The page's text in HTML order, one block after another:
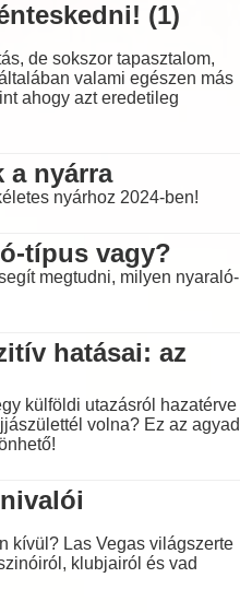
(1)
de sokszor tapasztalom,
valami egészen más
ahogy azt eredetileg
a nyárra
nyárhoz 2024-ben!
típus vagy?
megtudni, milyen nyaraló-
hatásai: az
külföldi utazásról hazatérve
volna? Ez az agyad
kívül? Las Vegas világszerte
klubjairól és vad